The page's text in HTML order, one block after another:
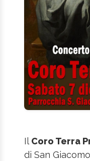
IlCoro Terra
di San